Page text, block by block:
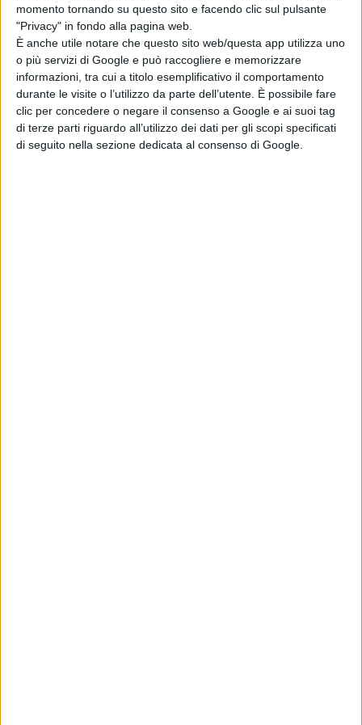
momento tornando su questo sito e facendo clic sul pulsante
"Privacy" in fondo alla pagina web.
È anche utile notare che questo sito web/questa app utilizza uno
o più servizi di Google e può raccogliere e memorizzare
informazioni, tra cui a titolo esemplificativo il comportamento
durante le visite o l’utilizzo da parte dell’utente. È possibile fare
clic per concedere o negare il consenso a Google e ai suoi tag
di terze parti riguardo all’utilizzo dei dati per gli scopi specificati
di seguito nella sezione dedicata al consenso di Google.
“Abbiamo studiato per migliorare e rendere
'manifestazione regionale'il Palio degli asinelli, che
ormai è diventato simbolo del nostro paese e richiama
migliaia di visitatori – afferma il presidente uscente –.
Grazie a questo inoltre diamo ampio respiro
all’economia locale, perchè la sua preparazione richiede